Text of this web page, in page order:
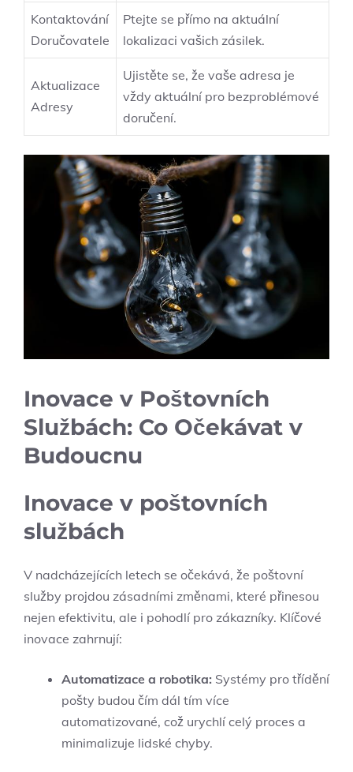
Kontaktování
Doručovatele
Ptejte se přímo na aktuální
lokalizaci vašich zásilek.
Aktualizace
Adresy
Ujistěte se, že vaše adresa je
vždy aktuální pro bezproblémové
doručení.
Inovace v Poštovních
Službách: Co Očekávat v
Budoucnu
Inovace v poštovních
službách
V nadcházejících letech se očekává, že poštovní
služby projdou zásadními změnami, které přinesou
nejen efektivitu, ale i pohodlí pro zákazníky. Klíčové
inovace zahrnují:
Automatizace a robotika: Systémy pro třídění
pošty budou čím dál tím více
automatizované, což urychlí celý proces a
minimalizuje lidské chyby.